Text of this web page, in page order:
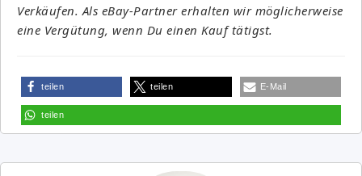
Verkäufen. Als eBay-Partner erhalten wir möglicherweise
eine Vergütung, wenn Du einen Kauf tätigst.
teilen teilen E-Mail
teilen